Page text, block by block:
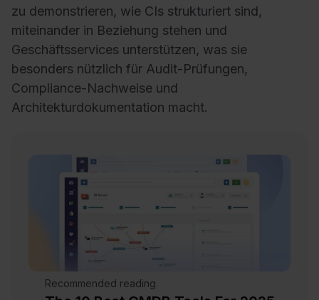
zu demonstrieren, wie CIs strukturiert sind,
miteinander in Beziehung stehen und
Geschäftsservices unterstützen, was sie
besonders nützlich für Audit-Prüfungen,
Compliance-Nachweise und
Architekturdokumentation macht.
Recommended reading